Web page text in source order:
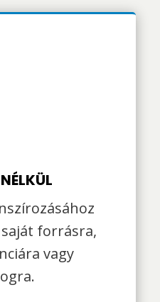
forrásra,
vagy